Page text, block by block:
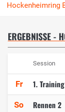
Session
Fr 1. Training
So Rennen 2